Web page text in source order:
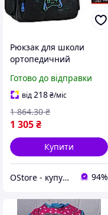
Рюкзак для школи
ортопедичний
хлопчика м'який
полегшений рюкзак
Готово до відправки
від218₴/міс
1 305₴
1 864.30 ₴
Купити
OStore - купуй онлайн! 94%